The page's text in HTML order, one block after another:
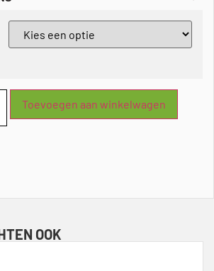
Toevoegen aan winkelwagen
OOK